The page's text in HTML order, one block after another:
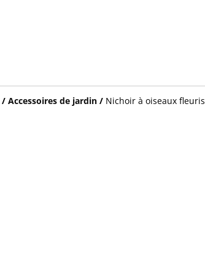
/ Accessoires de jardin / Nichoir à oiseaux fleuris